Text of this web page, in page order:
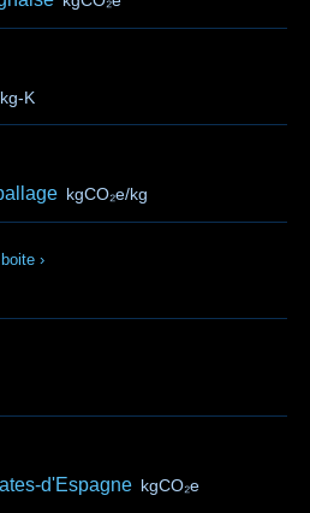
K
kgCO₂e/kg
›
d'Espagne kgCO₂e